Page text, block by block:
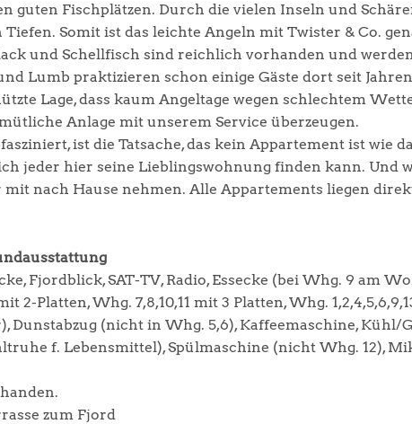
guten Fischplätzen. Durch die vielen Inseln und
Somit ist das leichte Angeln mit Twister & Co.
und Schellfisch sind reichlich vorhanden und
Lumb praktizieren schon einige Gäste dort seit
Lage, dass kaum Angeltage wegen schlechtem
Anlage mit unserem Service überzeugen.
ist die Tatsache, das kein Appartement ist wie
jeder hier seine Lieblingswohnung finden kann.
nach Hause nehmen. Alle Appartements liegen
Fjordblick, SAT-TV, Radio, Essecke (bei Whg. 9 am
2-Platten, Whg. 7,8,10,11 mit 3 Platten, Whg.
Dunstabzug (nicht in Whg. 5,6), Kaffeemaschine,
f. Lebensmittel), Spülmaschine (nicht Whg. 12),
zum Fjord